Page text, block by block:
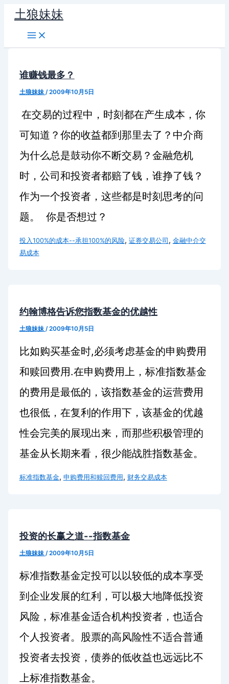
容
土狼妹妹
谁赚钱最多？
土狼妹妹 /2009年10月5日
在交易的过程中，时刻都在产生成本，你
可知道？你的收益都到那里去了？中介商
为什么总是鼓动你不断交易？金融危机
时，公司和投资者都赔了钱，谁挣了钱？
作为一个投资者，这些都是时刻思考的问
题。
你是否想过？
投入100%的成本--承担100%的风险, 证券交易公司 , 金融中介交
易成本
约翰博格告诉您指数基金的优越性
土狼妹妹 /2009年10月5日
比如购买基金时,必须考虑基金的申购费用
和赎回费用.在申购费用上，标准指数基金
的费用是最低的，该指数基金的运营费用
也很低，在复利的作用下，该基金的优越
性会完美的展现出来，而那些积极管理的
基金从长期来看，很少能战胜指数基金。
标准指数基金, 申购费用和赎回费用 , 财务交易成本
投资的长赢之道--指数基金
土狼妹妹 /2009年10月5日
标准指数基金定投可以以较低的成本享受
到企业发展的红利，可以极大地降低投资
风险，标准基金适合机构投资者，也适合
个人投资者。股票的高风险性不适合普通
投资者去投资，债券的低收益也远远比不
上标准指数基金。